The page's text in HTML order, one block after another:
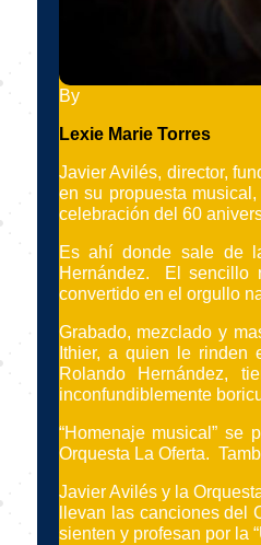
By
Lexie Marie Torres
Javier Avilés, director,
en su propuesta
celebración del 60
Es ahí donde sale de
Hernández. El sencillo
convertido en el orgullo
Grabado, mezclado y
Ithier, a quien le rinden
Rolando Hernández,
inconfundiblemente
“Homenaje musical”
Orquesta La Oferta.
Javier Avilés y la
llevan las canciones
sienten y profesan por la